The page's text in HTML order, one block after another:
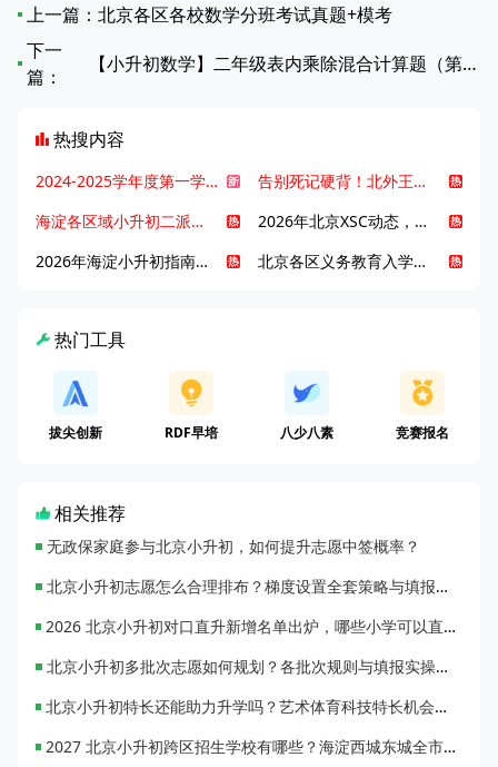
上一篇： 北京各区各校数学分班考试真题+模考
下一
篇：
【小升初数学】二年级表内乘除混合计算题（第1-20篇）
热搜内容
2024-2025学年度第一学期北京各区期末考试真题试卷汇总
告别死记硬背！北外王牌精读词汇课，帮孩子突破英语词汇难关
海淀各区域小升初二派全攻略合集！区域一至五志愿填报、升学策略详解
2026年北京XSC动态，持续更新中ing...
2026年海淀小升初指南，一文了解招生政策要点
北京各区义务教育入学咨询电话汇总，25年小升初家长提前收藏
热门工具
拔尖创新 RDF早培 八少八素 竞赛报名
相关推荐
无政保家庭参与北京小升初，如何提升志愿中签概率？
北京小升初志愿怎么合理排布？梯度设置全套策略与填报避坑指南
2026 北京小升初对口直升新增名单出炉，哪些小学可以直升优质初中？
北京小升初多批次志愿如何规划？各批次规则与填报实操指南
北京小升初特长还能助力升学吗？艺术体育科技特长机会与误区全面解析
2027 北京小升初跨区招生学校有哪些？海淀西城东城全市招生校完整汇总